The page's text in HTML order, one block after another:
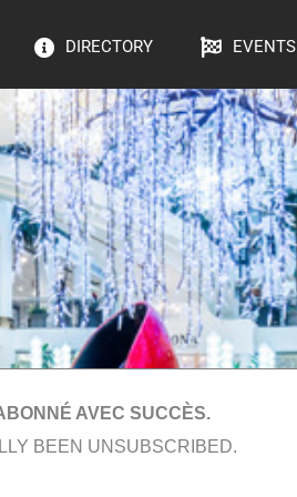
DIRECTORY EVENTS
AVEC SUCCÈS.
BEEN UNSUBSCRIBED.